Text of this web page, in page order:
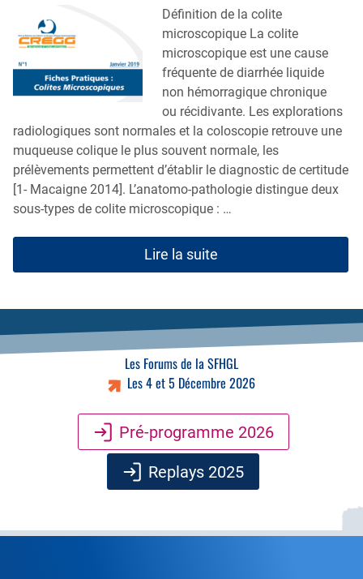
Définition de la colite
microscopique La colite
microscopique est une cause
fréquente de diarrhée liquide
non hémorragique chronique
ou récidivante. Les explorations
radiologiques sont normales et la coloscopie retrouve une
muqueuse colique le plus souvent normale, les
prélèvements permettent d’établir le diagnostic de certitude
[1- Macaigne 2014]. L’anatomo-pathologie distingue deux
sous-types de colite microscopique : …
Lire la suite
Les Forums de la SFHGL
Les 4 et 5 Décembre 2026
Pré-programme 2026
Replays 2025